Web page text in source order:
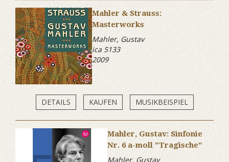
Mahler & Strauss:
Masterworks
Mahler, Gustav
ica 5133
2009
DETAILS KAUFEN MUSIKBEISPIEL
Mahler, Gustav: Sinfonie
Nr. 6 a-moll "Tragische"
Mahler, Gustav